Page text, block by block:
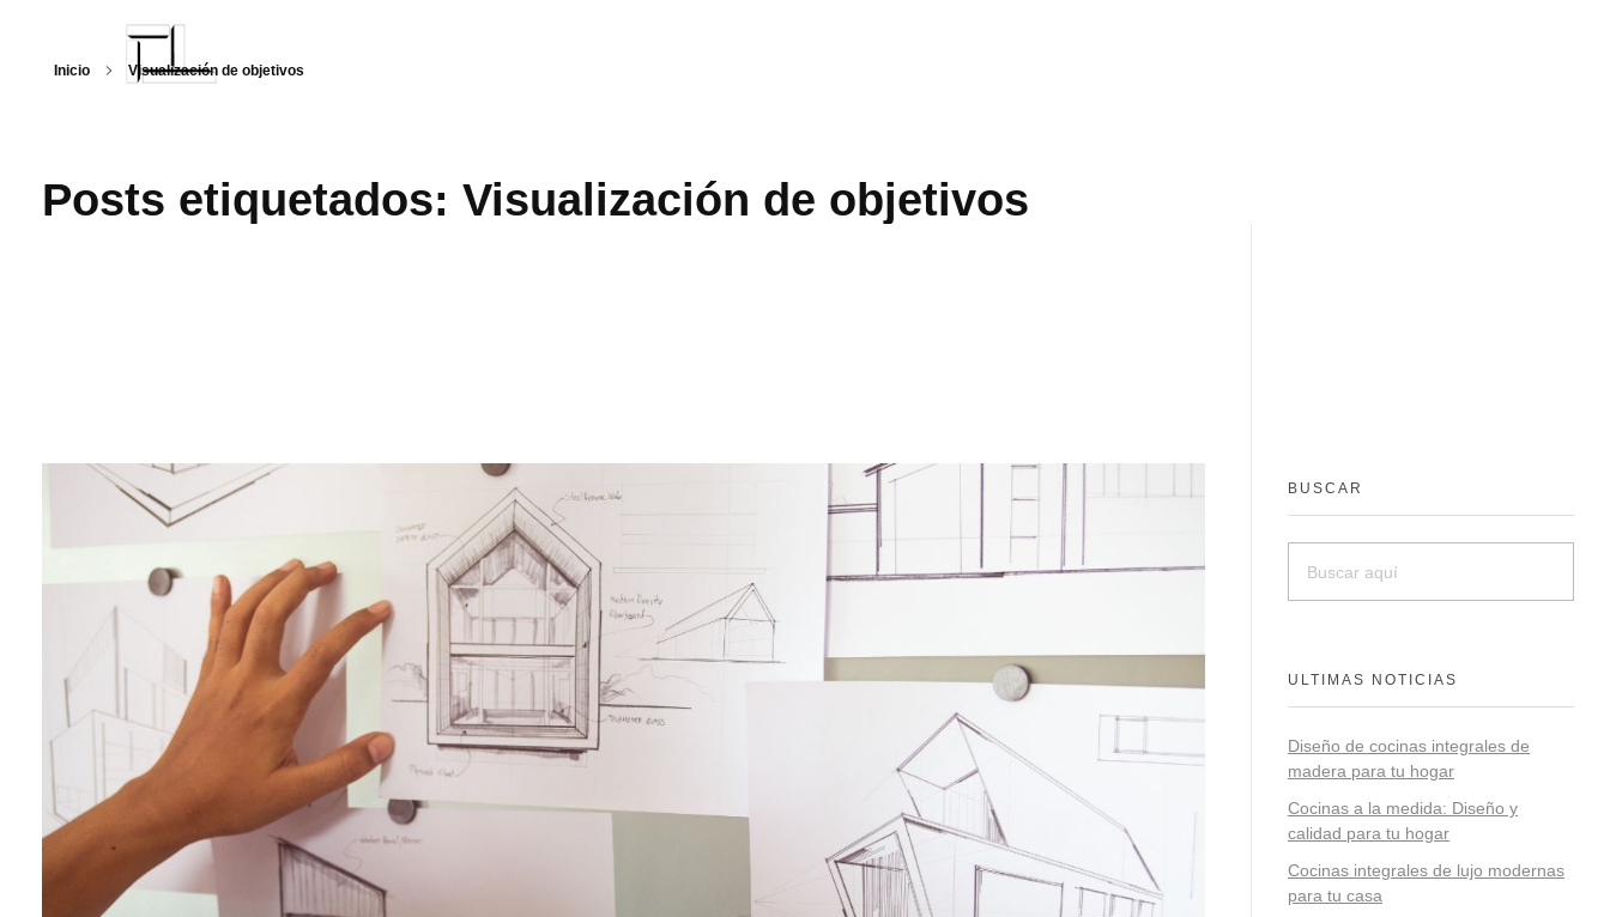
Inicio Visualización de objetivos
Posts etiquetados: Visualización de objetivos
BUSCAR
ULTIMAS NOTICIAS
Diseño de cocinas integrales de
madera para tu hogar
Cocinas a la medida: Diseño y
calidad para tu hogar
Cocinas integrales de lujo modernas
para tu casa